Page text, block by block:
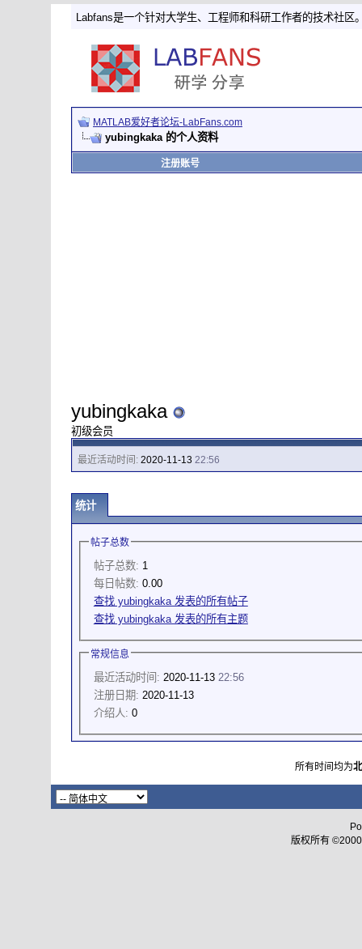
Labfans是一个针对大学生、工程师和科研工作者的技术社区
MATLAB爱好者论坛-LabFans.com
yubingkaka 的个人资料
注册账号
yubingkaka
初级会员
最近活动时间:2020-11-13 22:56
统计
帖子总数
帖子总数: 1
每日帖数: 0.00
查找 yubingkaka 发表的所有帖子
查找 yubingkaka 发表的所有主题
常规信息
最近活动时间: 2020-11-13 22:56
注册日期: 2020-11-13
介绍人: 0
所有时间均为
版权所有